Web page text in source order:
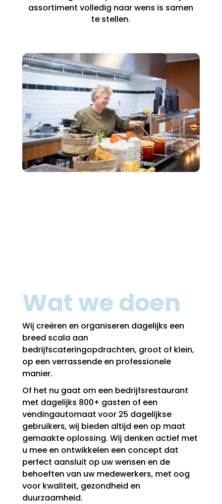
assortiment volledig naar wens is samen
te stellen.
Wat we doen
Wij creëren en organiseren dagelijks een
breed scala aan
bedrijfscateringopdrachten, groot of klein,
op een verrassende en professionele
manier.
Of het nu gaat om een bedrijfsrestaurant
met dagelijks 800+ gasten of een
vendingautomaat voor 25 dagelijkse
gebruikers, wij bieden altijd een op maat
gemaakte oplossing. Wij denken actief met
u mee en ontwikkelen een concept dat
perfect aansluit op uw wensen en de
behoeften van uw medewerkers, met oog
voor kwaliteit, gezondheid en
duurzaamheid.